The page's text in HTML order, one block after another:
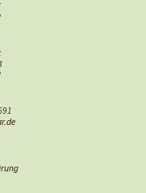
Betrieben.
doch ein sehr